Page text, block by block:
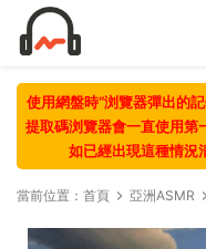
使用網盤時“浏覽器彈出的
提取碼浏覽器會一直使用第
如已經出現這種情況
當前位置： 首頁 亞洲ASMR